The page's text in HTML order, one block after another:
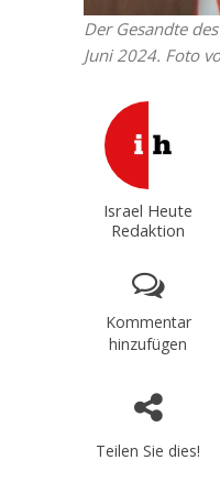
Der Gesandte
Juni 2024. Foto
Israel Heute
Redaktion
Kommentar
hinzufügen
Teilen Sie dies!